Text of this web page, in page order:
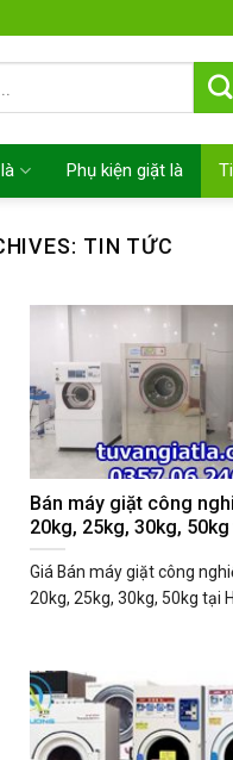
Phụ kiện giặt là
TIN TỨC
Bán máy giặt công
20kg, 25kg, 30kg,
Giá Bán máy giặt công
20kg, 25kg, 30kg, 50kg tại